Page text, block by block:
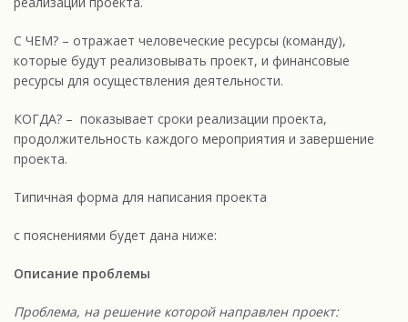
С ЧЕМ? – отражает человеческие ресурсы (команду),
которые будут реализовывать проект, и финансовые
ресурсы для осуществления деятельности.
КОГДА? – показывает сроки реализации проекта,
продолжительность каждого мероприятия и завершение
проекта.
Типичная форма для написания проекта
с пояснениями будет дана ниже:
Описание проблемы
Проблема, на решение которой направлен проект: